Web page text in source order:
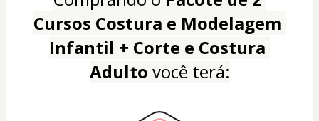
Cursos Costura e Modelagem
Infantil + Corte e Costura
Adulto você terá: